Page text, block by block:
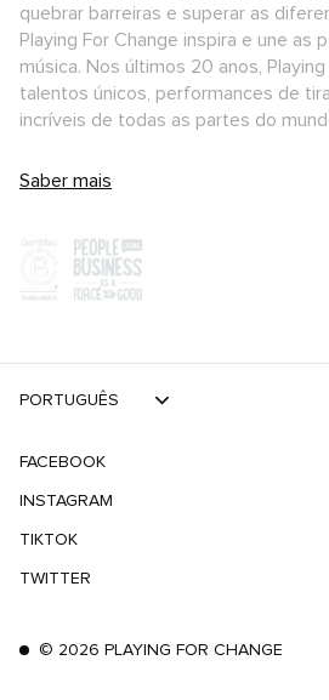
quebrar barreiras e superar as
Playing For Change inspira e une as
música. Nos últimos 20 anos,
talentos únicos, performances de
incríveis de todas as partes do
Saber mais
© 2026 PLAYING FOR CHANGE
FACEBOOK
INSTAGRAM
TIKTOK
TWITTER
PORTUGUÊS